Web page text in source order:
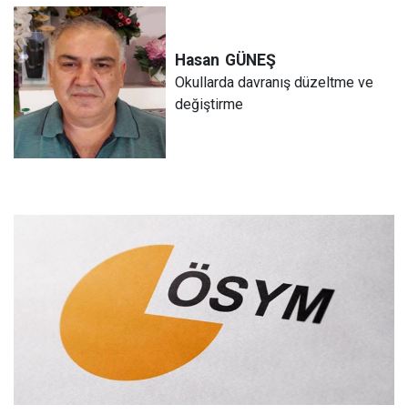
Hasan GÜNEŞ
Okullarda davranış düzeltme ve
değiştirme